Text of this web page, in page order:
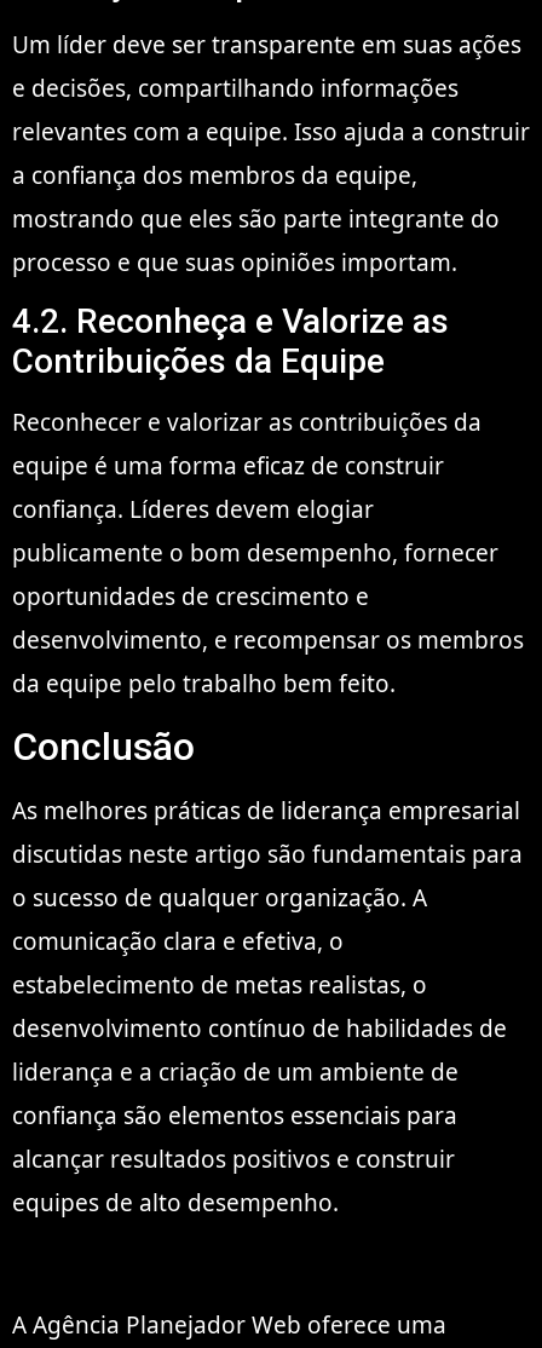
Um líder deve ser transparente em suas ações
e decisões, compartilhando informações
relevantes com a equipe. Isso ajuda a construir
a confiança dos membros da equipe,
mostrando que eles são parte integrante do
processo e que suas opiniões importam.
4.2. Reconheça e Valorize as
Contribuições da Equipe
Reconhecer e valorizar as contribuições da
equipe é uma forma eficaz de construir
confiança. Líderes devem elogiar
publicamente o bom desempenho, fornecer
oportunidades de crescimento e
desenvolvimento, e recompensar os membros
da equipe pelo trabalho bem feito.
Conclusão
As melhores práticas de liderança empresarial
discutidas neste artigo são fundamentais para
o sucesso de qualquer organização. A
comunicação clara e efetiva, o
estabelecimento de metas realistas, o
desenvolvimento contínuo de habilidades de
liderança e a criação de um ambiente de
confiança são elementos essenciais para
alcançar resultados positivos e construir
equipes de alto desempenho.
A Agência Planejador Web oferece uma